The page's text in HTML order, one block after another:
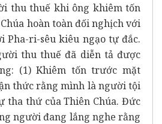
thu thuế khi ông khiêm tốn
hoàn toàn đối nghịch với
Pha-ri-sêu kiêu ngạo tự đắc.
thu thuế đã diễn tả được
(1) Khiêm tốn trước mặt
thức rằng mình là người tội
tha thứ của Thiên Chúa. Đức
người đang lắng nghe rằng